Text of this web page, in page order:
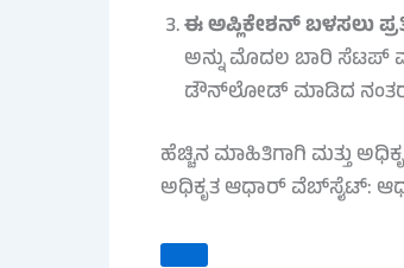
ಈ ಅಪ್ಲಿಕೇಶನ್ ಬಳಸಲು
ಅನ್ನು ಮೊದಲ ಬಾರಿ ಸೆಟಪ್
ಡೌನ್‌ಲೋಡ್ ಮಾಡಿದ ನಂತರ
ಹೆಚ್ಚಿನ ಮಾಹಿತಿಗಾಗಿ ಮತ್ತು
ಅಧಿಕೃತ ಆಧಾರ್ ವೆಬ್‌ಸೈಟ್: